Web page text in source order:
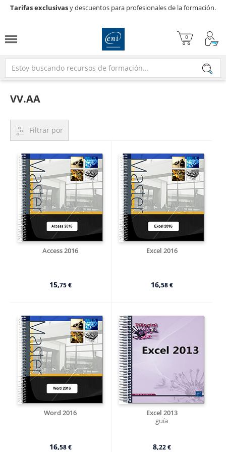
Tarifas exclusivasy descuentos para profesionales de la formación.

VV.AA
Filtrar por
Access 2016
15,75 €
Excel 2016
16,58 €
Word 2016
16,58 €
Excel 2013
guía
8,22 €